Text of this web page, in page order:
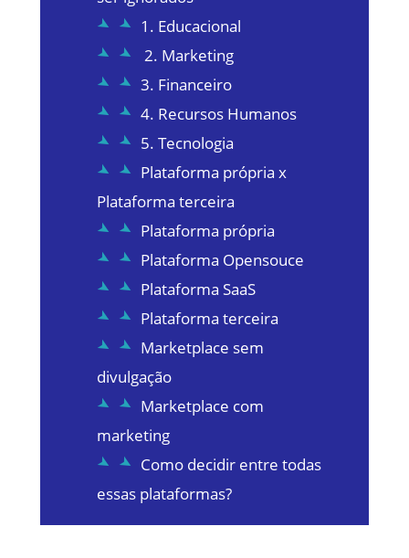
1. Educacional
2. Marketing
3. Financeiro
4. Recursos Humanos
5. Tecnologia
Plataforma própria x
Plataforma terceira
Plataforma própria
Plataforma Opensouce
Plataforma SaaS
Plataforma terceira
Marketplace sem
divulgação
Marketplace com
marketing
Como decidir entre todas
essas plataformas?